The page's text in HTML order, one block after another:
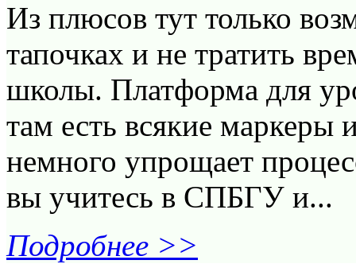
Из плюсов тут только
тапочках и не тратить
школы. Платформа для
там есть всякие маркеры
немного упрощает
вы учитесь в СПБГУ и...
Подробнее >>